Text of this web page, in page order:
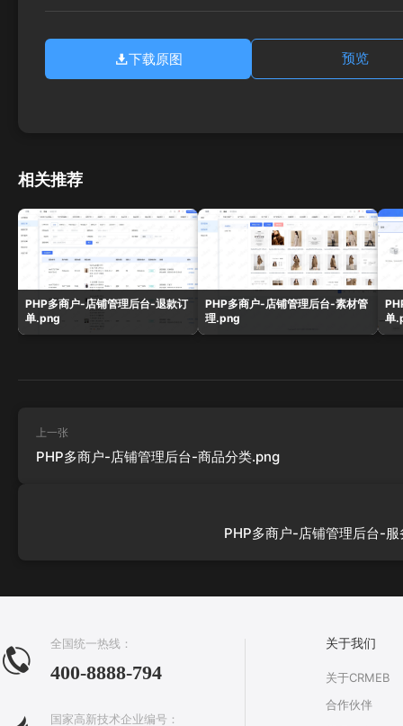
下载原图 预览
相关推荐
PHP多商户-店铺管理后台-退款订
单.png
PHP多商户-店铺管理后台-素材管
理.png
单
上一张
PHP多商户-店铺管理后台-商品分类.png
PHP多商户-店铺管理后台-
全国统一热线：
400-8888-794
国家高新技术企业编号：
关于我们
关于CRMEB
合作伙伴